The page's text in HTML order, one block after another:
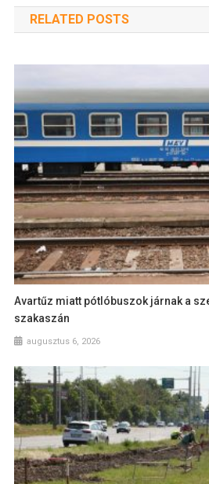
RELATED POSTS
Avartűz miatt pótlóbuszok járnak a
szakaszán
augusztus 6, 2026